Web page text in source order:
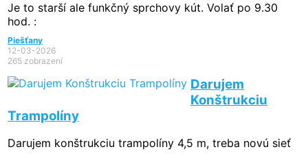
Je to starší ale funkčný sprchovy kút. Volať po 9.30
hod. :
Piešťany
12-03-2026
265 zobrazení
Darujem
Konštrukciu
Trampolíny
Darujem konštrukciu trampolíny 4,5 m, treba novú sieť